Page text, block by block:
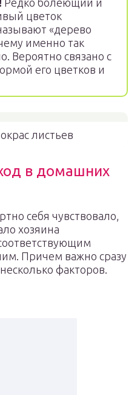
Редко болеющий и
цветок
«дерево
именно так
Вероятно связано с
его цветков и
листьев
в домашних
себя чувствовало,
хозяина
Причем важно сразу
факторов.